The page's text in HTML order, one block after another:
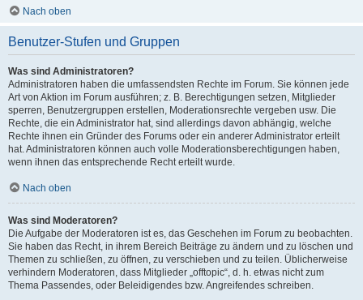
Nach oben
Benutzer-Stufen und Gruppen
Was sind Administratoren?
Administratoren haben die umfassendsten Rechte im Forum. Sie können jede
Art von Aktion im Forum ausführen; z. B. Berechtigungen setzen, Mitglieder
sperren, Benutzergruppen erstellen, Moderationsrechte vergeben usw. Die
Rechte, die ein Administrator hat, sind allerdings davon abhängig, welche
Rechte ihnen ein Gründer des Forums oder ein anderer Administrator erteilt
hat. Administratoren können auch volle Moderationsberechtigungen haben,
wenn ihnen das entsprechende Recht erteilt wurde.
Nach oben
Was sind Moderatoren?
Die Aufgabe der Moderatoren ist es, das Geschehen im Forum zu beobachten.
Sie haben das Recht, in ihrem Bereich Beiträge zu ändern und zu löschen und
Themen zu schließen, zu öffnen, zu verschieben und zu teilen. Üblicherweise
verhindern Moderatoren, dass Mitglieder „offtopic“, d. h. etwas nicht zum
Thema Passendes, oder Beleidigendes bzw. Angreifendes schreiben.